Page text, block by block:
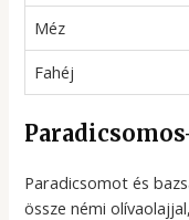
Méz
Fahéj
Paradicsomot és
össze némi